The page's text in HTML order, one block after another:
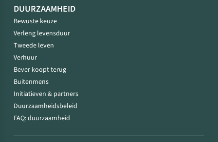
DUURZAAMHEID
Bewuste keuze
Verleng levensduur
Tweede leven
Verhuur
Bever koopt terug
Buitenmens
Initiatieven & partners
Duurzaamheidsbeleid
FAQ: duurzaamheid